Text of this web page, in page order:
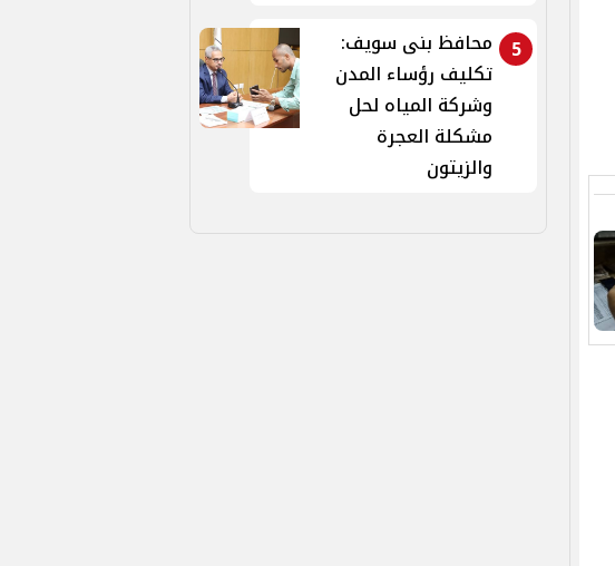
5
محافظ بنى سويف:
تكليف رؤساء المدن
وشركة المياه لحل
مشكلة العجرة
والزيتون